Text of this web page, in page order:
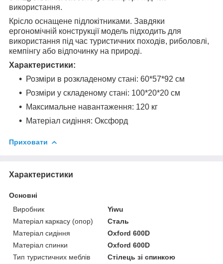
використання.
Крісло оснащене підлокітниками. Завдяки
ергономічній конструкції модель підходить для
використання під час туристичних походів, риболовлі,
кемпінгу або відпочинку на природі.
Характеристики:
Розміри в розкладеному стані: 60*57*92 см
Розміри у складеному стані: 100*20*20 см
Максимальне навантаження: 120 кг
Матеріал сидіння: Оксфорд
Приховати
Характеристики
Основні
Виробник
Yiwu
Матеріал каркасу (опор)
Сталь
Матеріал сидіння
Oxford 600D
Матеріал спинки
Oxford 600D
Тип туристичних меблів
Стілець зі спинкою